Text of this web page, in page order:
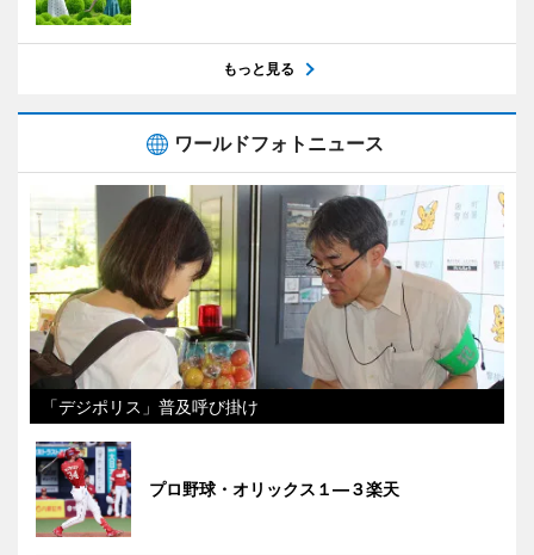
もっと見る
ワールドフォトニュース
「デジポリス」普及呼び掛け
プロ野球・オリックス１―３楽天